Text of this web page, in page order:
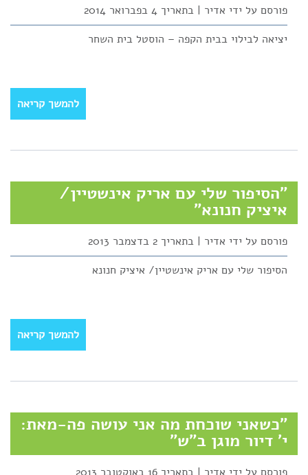
פורסם על ידי אדיר | בתאריך 4 בפברואר 2014
יציאה לבילוי בבית הקפה – הוסטל בית השחר
להמשך קריאה
"הסיפור שלי עם אריק אינשטיין/
איציק חנונא"
פורסם על ידי אדיר | בתאריך 2 בדצמבר 2013
הסיפור שלי עם אריק אינשטיין/ איציק חנונא
להמשך קריאה
"כשאני שוכחת מה אני עושה פה-מאת:
י' דיור מוגן ב"ש"